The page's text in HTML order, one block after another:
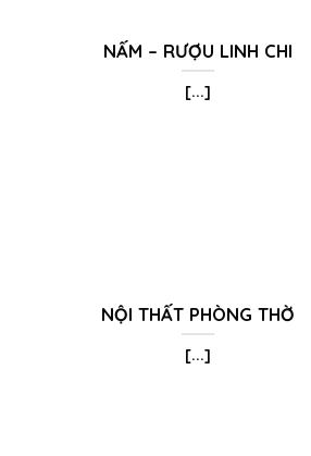
NẤM – RƯỢU LINH CHI
[...]
NỘI THẤT PHÒNG THỜ
[...]